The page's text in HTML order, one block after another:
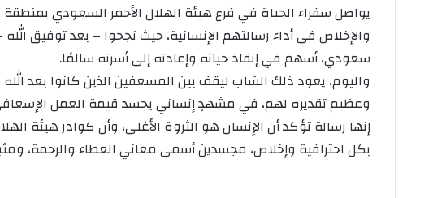
يواصل سفراء الحياة في فرع هيئة الهلال الأحمر السعودي بمنطقة
والإخلاص في أداء رسالتهم الإنسانية، حيث نجحوا – بعد توفيق
سعودي، أسهم في إنقاذ حياته وإعادته إلى أسرته سالمًا.
واليوم، يعود ذلك الشاب ليقف بين المسعفين الذين كانوا بعد الله
وعظيم تقديره لهم، في مشهدٍ إنساني يجسد قيمة العمل
إنها رسالة تؤكد أن الإنسان هو الثروة الأغلى، وأن كوادر هيئة
بكل احترافية وإخلاص، مجسدين أسمى معاني العطاء والرحمة،